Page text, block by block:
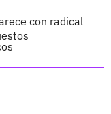
con radical